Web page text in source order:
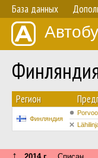
База данных
Регион
Финляндия
↑